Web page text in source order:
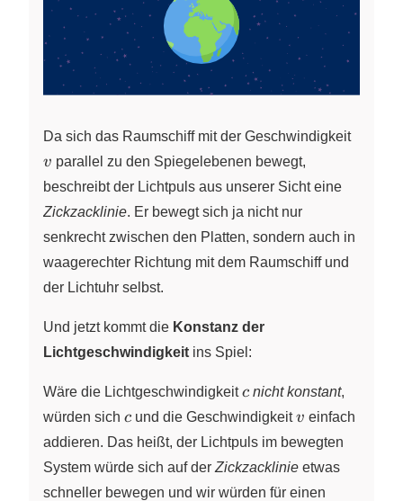
Da sich das Raumschiff mit der Geschwindigkeitv
v parallel zu den Spiegelebenen bewegt,
beschreibt der Lichtpuls aus unserer Sicht eine
Zickzacklinie. Er bewegt sich ja nicht nur
senkrecht zwischen den Platten, sondern auch in
waagerechter Richtung mit dem Raumschiff und
der Lichtuhr selbst.
Und jetzt kommt die Konstanz der
Lichtgeschwindigkeit ins Spiel:
Wäre die Lichtgeschwindigkeitc
c nicht konstant,
würden sich c
c und die Geschwindigkeitv
v einfach
addieren. Das heißt, der Lichtpuls im bewegten
System würde sich auf der Zickzacklinie etwas
schneller bewegen und wir würden für einen